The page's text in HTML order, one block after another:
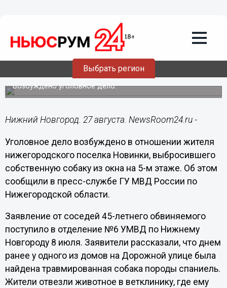
Выбрать регион
27.08.202110:21
Выбросившему собаку с 5-го этажа
нижегородцу грозит до 3 лет тюрьмы
Возбуждено уголовное дело.
Нижний Новгород. 27 августа. NewsRoom24.ru -
Уголовное дело возбуждено в отношении жителя
нижегородского поселка Новинки, выбросившего
собственную собаку из окна на 5-м этаже. Об этом
сообщили в пресс-службе ГУ МВД России по
Нижегородской области.
Заявление от соседей 45-летнего обвиняемого
поступило в отделение №6 УМВД по Нижнему
Новгороду 8 июля. Заявители рассказали, что днем
ранее у одного из домов на Дорожной улице была
найдена травмированная собака породы спаниель.
Жители отвезли животное в ветклинику, где ему